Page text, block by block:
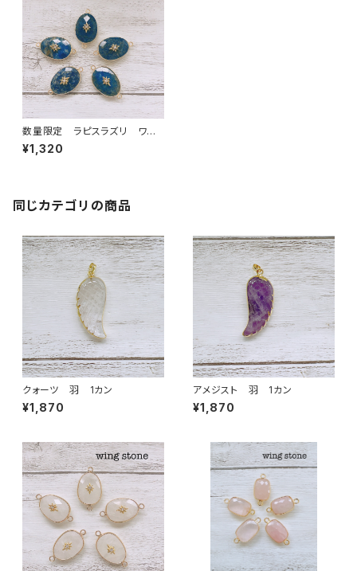
数量限定 ラピスラズリ ワン
ポイント付き 2カン
¥1,320
同じカテゴリの商品
クォーツ 羽 1カン
¥1,870
アメジスト 羽 1カン
¥1,870